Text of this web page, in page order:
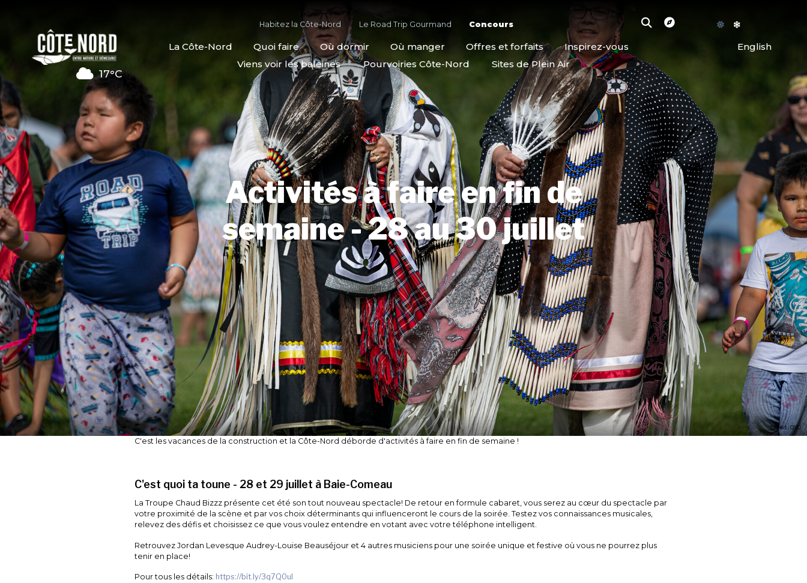
17°C
Habitez la Côte-Nord Le Road Trip Gourmand Concours
La Côte-Nord Quoi faire Où dormir Où manger Offres et forfaits Inspirez-vous
English
Viens voir les baleines
Pourvoiries Côte-Nord Sites de Plein Air
Activités à faire en fin de
semaine - 28 au 30 juillet
Crédit : QVO
C'est les vacances de la construction et la Côte-Nord déborde d'activités à faire en fin de semaine !
C'est quoi ta toune - 28 et 29 juillet à Baie-Comeau
La Troupe Chaud Bizzz présente cet été son tout nouveau spectacle! De retour en formule cabaret, vous serez au cœur du spectacle par
votre proximité de la scène et par vos choix déterminants qui influenceront le cours de la soirée. Testez vos connaissances musicales,
relevez des défis et choisissez ce que vous voulez entendre en votant avec votre téléphone intelligent.
Retrouvez Jordan Levesque Audrey-Louise Beauséjour et 4 autres musiciens pour une soirée unique et festive où vous ne pourrez plus
tenir en place!
Pour tous les détails: https://bit.ly/3q7Q0uI